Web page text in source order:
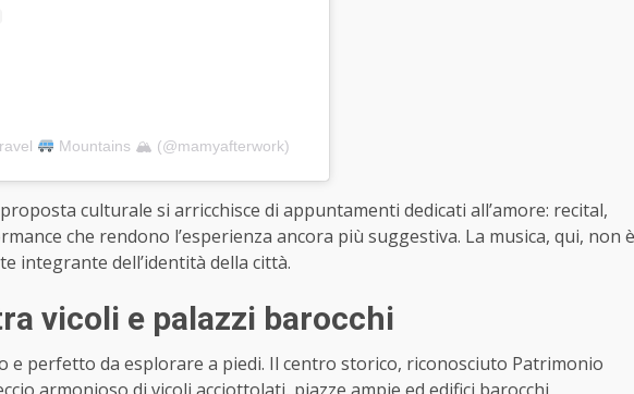
Mountains 🏔 (@mamyafterwork)
culturale si arricchisce di appuntamenti dedicati all’amore: recital,
che rendono l’esperienza ancora più suggestiva. La musica, qui, non è
integrante dell’identità della città.
vicoli e palazzi barocchi
e perfetto da esplorare a piedi. Il centro storico, riconosciuto Patrimonio